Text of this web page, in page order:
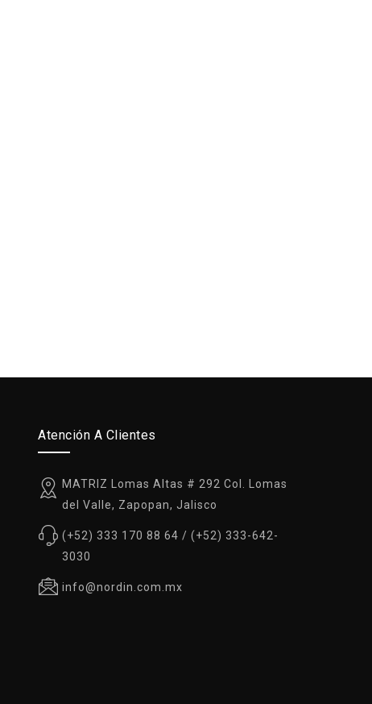
Atención A Clientes
MATRIZ Lomas Altas # 292 Col. Lomas
del Valle, Zapopan, Jalisco
(+52) 333 170 88 64 / (+52) 333-642-
3030
info@nordin.com.mx